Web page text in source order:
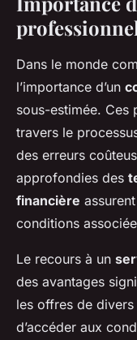
Dans le monde
l’importance d’un
sous-estimée. Ces
travers le
des erreurs
approfondies des
financière
conditions
Le recours à un
des avantages
les offres de
d’accéder aux